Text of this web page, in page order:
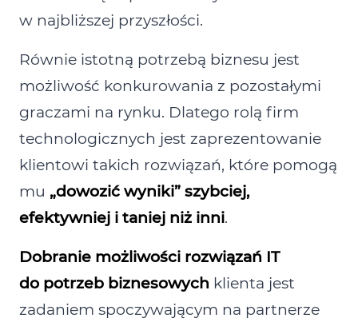
w najbliższej przyszłości.
Równie istotną potrzebą biznesu jest
możliwość konkurowania z pozostałymi
graczami na rynku. Dlatego rolą firm
technologicznych jest zaprezentowanie
klientowi takich rozwiązań, które pomogą
mu „dowozić wyniki” szybciej,
efektywniej i taniej niż inni.
Dobranie możliwości rozwiązań IT
do potrzeb biznesowych klienta jest
zadaniem spoczywającym na partnerze